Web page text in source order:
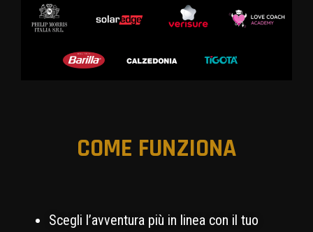
COME FUNZIONA
Scegli l’avventura più in linea con il tuo